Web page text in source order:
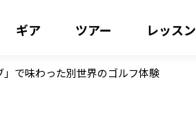
ギア ツアー レッスン
」で味わった別世界のゴルフ体験